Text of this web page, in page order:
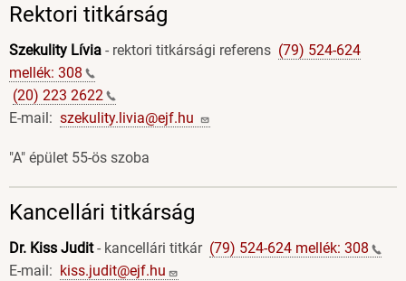
Rektori titkárság
Szekulity Lívia - rektori titkársági referens (79) 524-624
mellék: 308
(20) 223 2622
E-mail: szekulity.livia@ejf.hu
"A" épület 55-ös szoba
Kancellári titkárság
Dr. Kiss Judit- kancellári titkár (79) 524-624 mellék: 308
E-mail: kiss.judit@ejf.hu